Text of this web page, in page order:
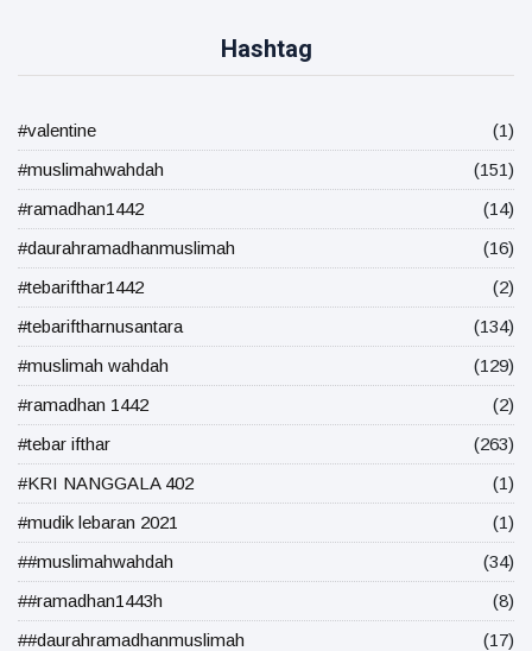
Hashtag
#valentine
(1)
#muslimahwahdah
(151)
#ramadhan1442
(14)
#daurahramadhanmuslimah
(16)
#tebarifthar1442
(2)
#tebariftharnusantara
(134)
#muslimah wahdah
(129)
#ramadhan 1442
(2)
#tebar ifthar
(263)
#KRI NANGGALA 402
(1)
#mudik lebaran 2021
(1)
##muslimahwahdah
(34)
##ramadhan1443h
(8)
##daurahramadhanmuslimah
(17)